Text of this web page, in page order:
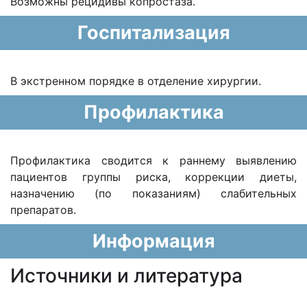
Госпитализация
В экстренном порядке в отделение хирургии.
Профилактика
Профилактика сводится к раннему выявлению
пациентов группы риска, коррекции диеты,
назначению (по показаниям) слабительных
препаратов.
Информация
Источники и литература